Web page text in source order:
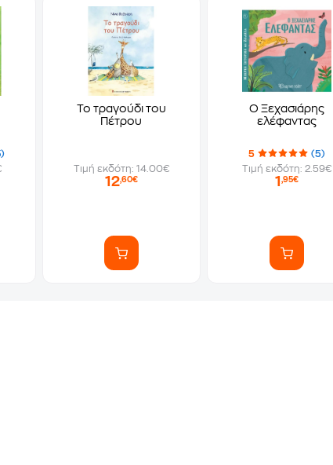
Το τραγούδι του
Πέτρου
Τιμή εκδότη: 14.00€
12,60€
Ο Ξεχασιάρης
ελέφαντας
5
(5)
Τιμή εκδότη: 2.59€
1 ,95€